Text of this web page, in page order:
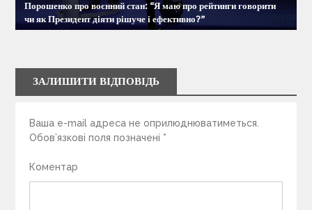
Порошенко про воєнний стан: “Я маю про рейтинги говорити
чи як Президент діяти рішуче і ефективно?”
ЗАЛИШИТИ ВІДПОВІДЬ
Ваша e-mail адреса не оприлюднюватиметься.
Обов’язкові поля позначені *
Коментар